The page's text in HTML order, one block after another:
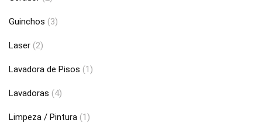
Guinchos (3)
Laser (2)
Lavadora de Pisos (1)
Lavadoras (4)
Limpeza / Pintura (1)